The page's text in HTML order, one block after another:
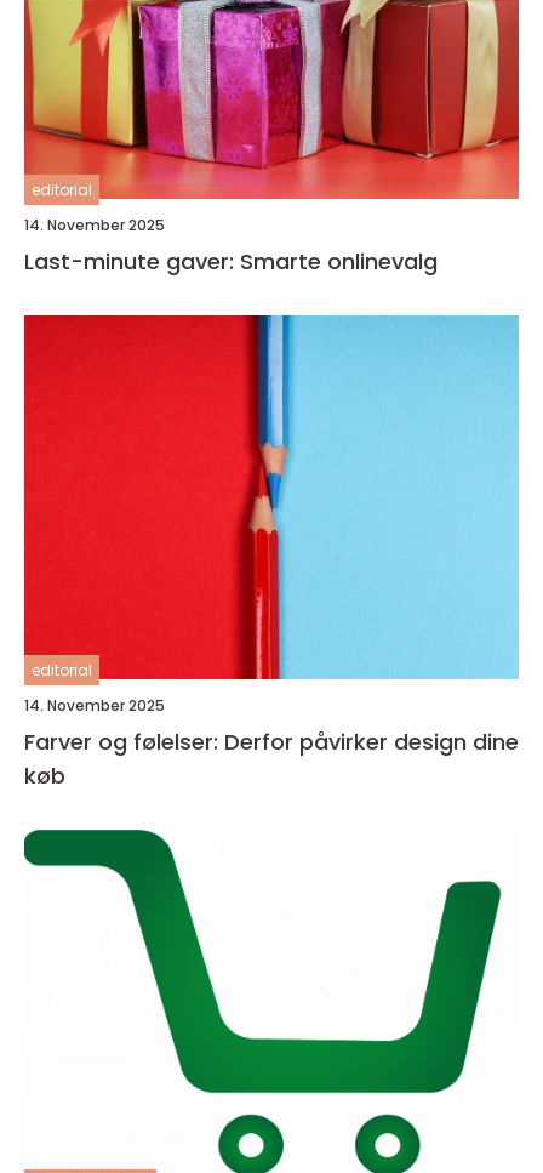
editorial
14. November 2025
Last-minute gaver: Smarte onlinevalg
editorial
14. November 2025
Farver og følelser: Derfor påvirker design dine
køb